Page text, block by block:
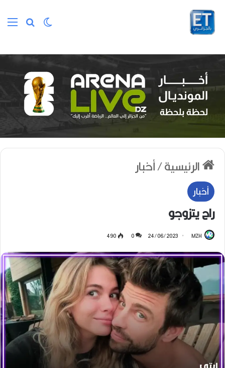
بحث عن
الوضع المظلم
الرئيسية/أخبار
أخبار
راح يتزوجو
MZH
24/06/2023
0
490